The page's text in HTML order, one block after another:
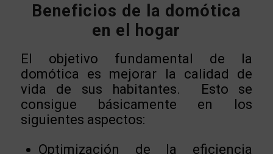
Beneficios de la domótica
en el hogar
El objetivo fundamental de la
domótica es mejorar la calidad de
vida de sus habitantes. Esto se
consigue básicamente en los
siguientes aspectos:
Optimización de la eficiencia